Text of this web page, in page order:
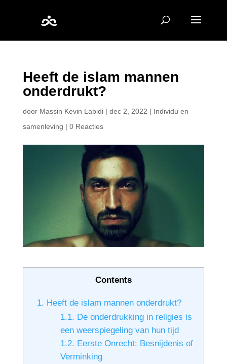
Heeft de islam mannen
onderdrukt?
door Massin Kevin Labidi| dec 2, 2022 | Individu en
samenleving | 0 Reacties
Contents
1. Heeft de islam mannen onderdrukt?
1.1. De onderdrukking in religies is
een weerspiegeling van hun tijd
1.2. Eerste Onrecht: Besnijdenis of
Verminking